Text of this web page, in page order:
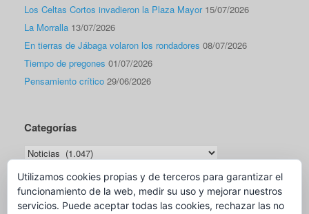
Los Celtas Cortos invadieron la Plaza Mayor 15/07/2026
La Morralla 13/07/2026
En tierras de Jábaga volaron los rondadores 08/07/2026
Tiempo de pregones 01/07/2026
Pensamiento crítico 29/06/2026
Categorías
Categorías
Traductor
Utilizamos cookies propias y de terceros para garantizar el
funcionamiento de la web, medir su uso y mejorar nuestros
servicios. Puede aceptar todas las cookies, rechazar las no